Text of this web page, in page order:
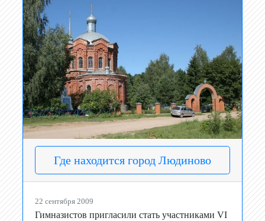
Где находится город Людиново
22 сентября 2009
Гимназистов пригласили стать участниками VI